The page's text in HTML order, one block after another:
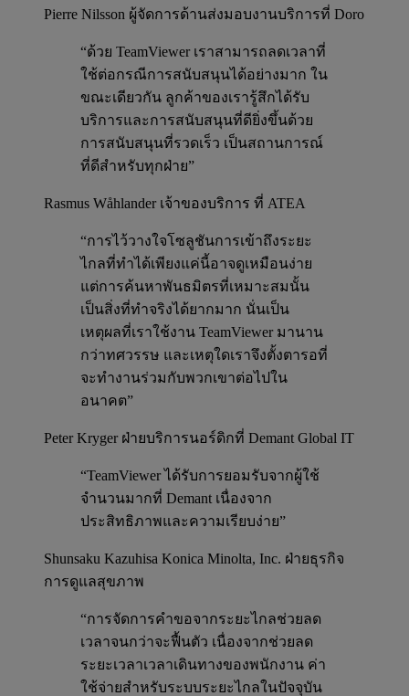
Pierre Nilsson ผู้จัดการด้านส่งมอบงานบริการที่ Doro
“ด้วย TeamViewer เราสามารถลดเวลาที่
ใช้ต่อกรณีการสนับสนุนได้อย่างมาก ใน
ขณะเดียวกัน ลูกค้าของเรารู้สึกได้รับ
บริการและการสนับสนุนที่ดียิ่งขึ้นด้วย
การสนับสนุนที่รวดเร็ว เป็นสถานการณ์
ที่ดีสำหรับทุกฝ่าย”
Rasmus Wåhlander เจ้าของบริการ ที่ ATEA
“การไว้วางใจโซลูชันการเข้าถึงระยะ
ไกลที่ทำได้เพียงแค่นี้อาจดูเหมือนง่าย
แต่การค้นหาพันธมิตรที่เหมาะสมนั้น
เป็นสิ่งที่ทำจริงได้ยากมาก นั่นเป็น
เหตุผลที่เราใช้งาน TeamViewer มานาน
กว่าทศวรรษ และเหตุใดเราจึงตั้งตารอที่
จะทำงานร่วมกับพวกเขาต่อไปใน
อนาคต”
Peter Kryger ฝ่ายบริการนอร์ดิกที่ Demant Global IT
“TeamViewer ได้รับการยอมรับจากผู้ใช้
จำนวนมากที่ Demant เนื่องจาก
ประสิทธิภาพและความเรียบง่าย”
Shunsaku Kazuhisa Konica Minolta, Inc. ฝ่ายธุรกิจ
การดูแลสุขภาพ
“การจัดการคำขอจากระยะไกลช่วยลด
เวลาจนกว่าจะฟื้นตัว เนื่องจากช่วยลด
ระยะเวลาเวลาเดินทางของพนักงาน ค่า
ใช้จ่ายสำหรับระบบระยะไกลในปัจจุบัน